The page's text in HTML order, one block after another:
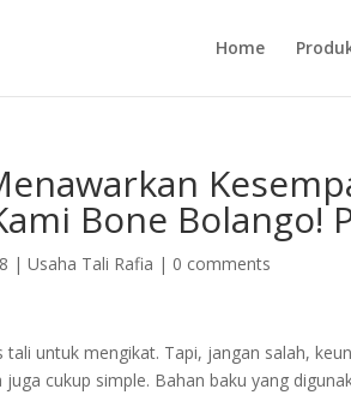
Home
Bone Bolango!
|Usaha Tali Rafia | 0 comments
tali untuk mengikat. Tapi, jangan salah,
cukup simple. Bahan baku yang